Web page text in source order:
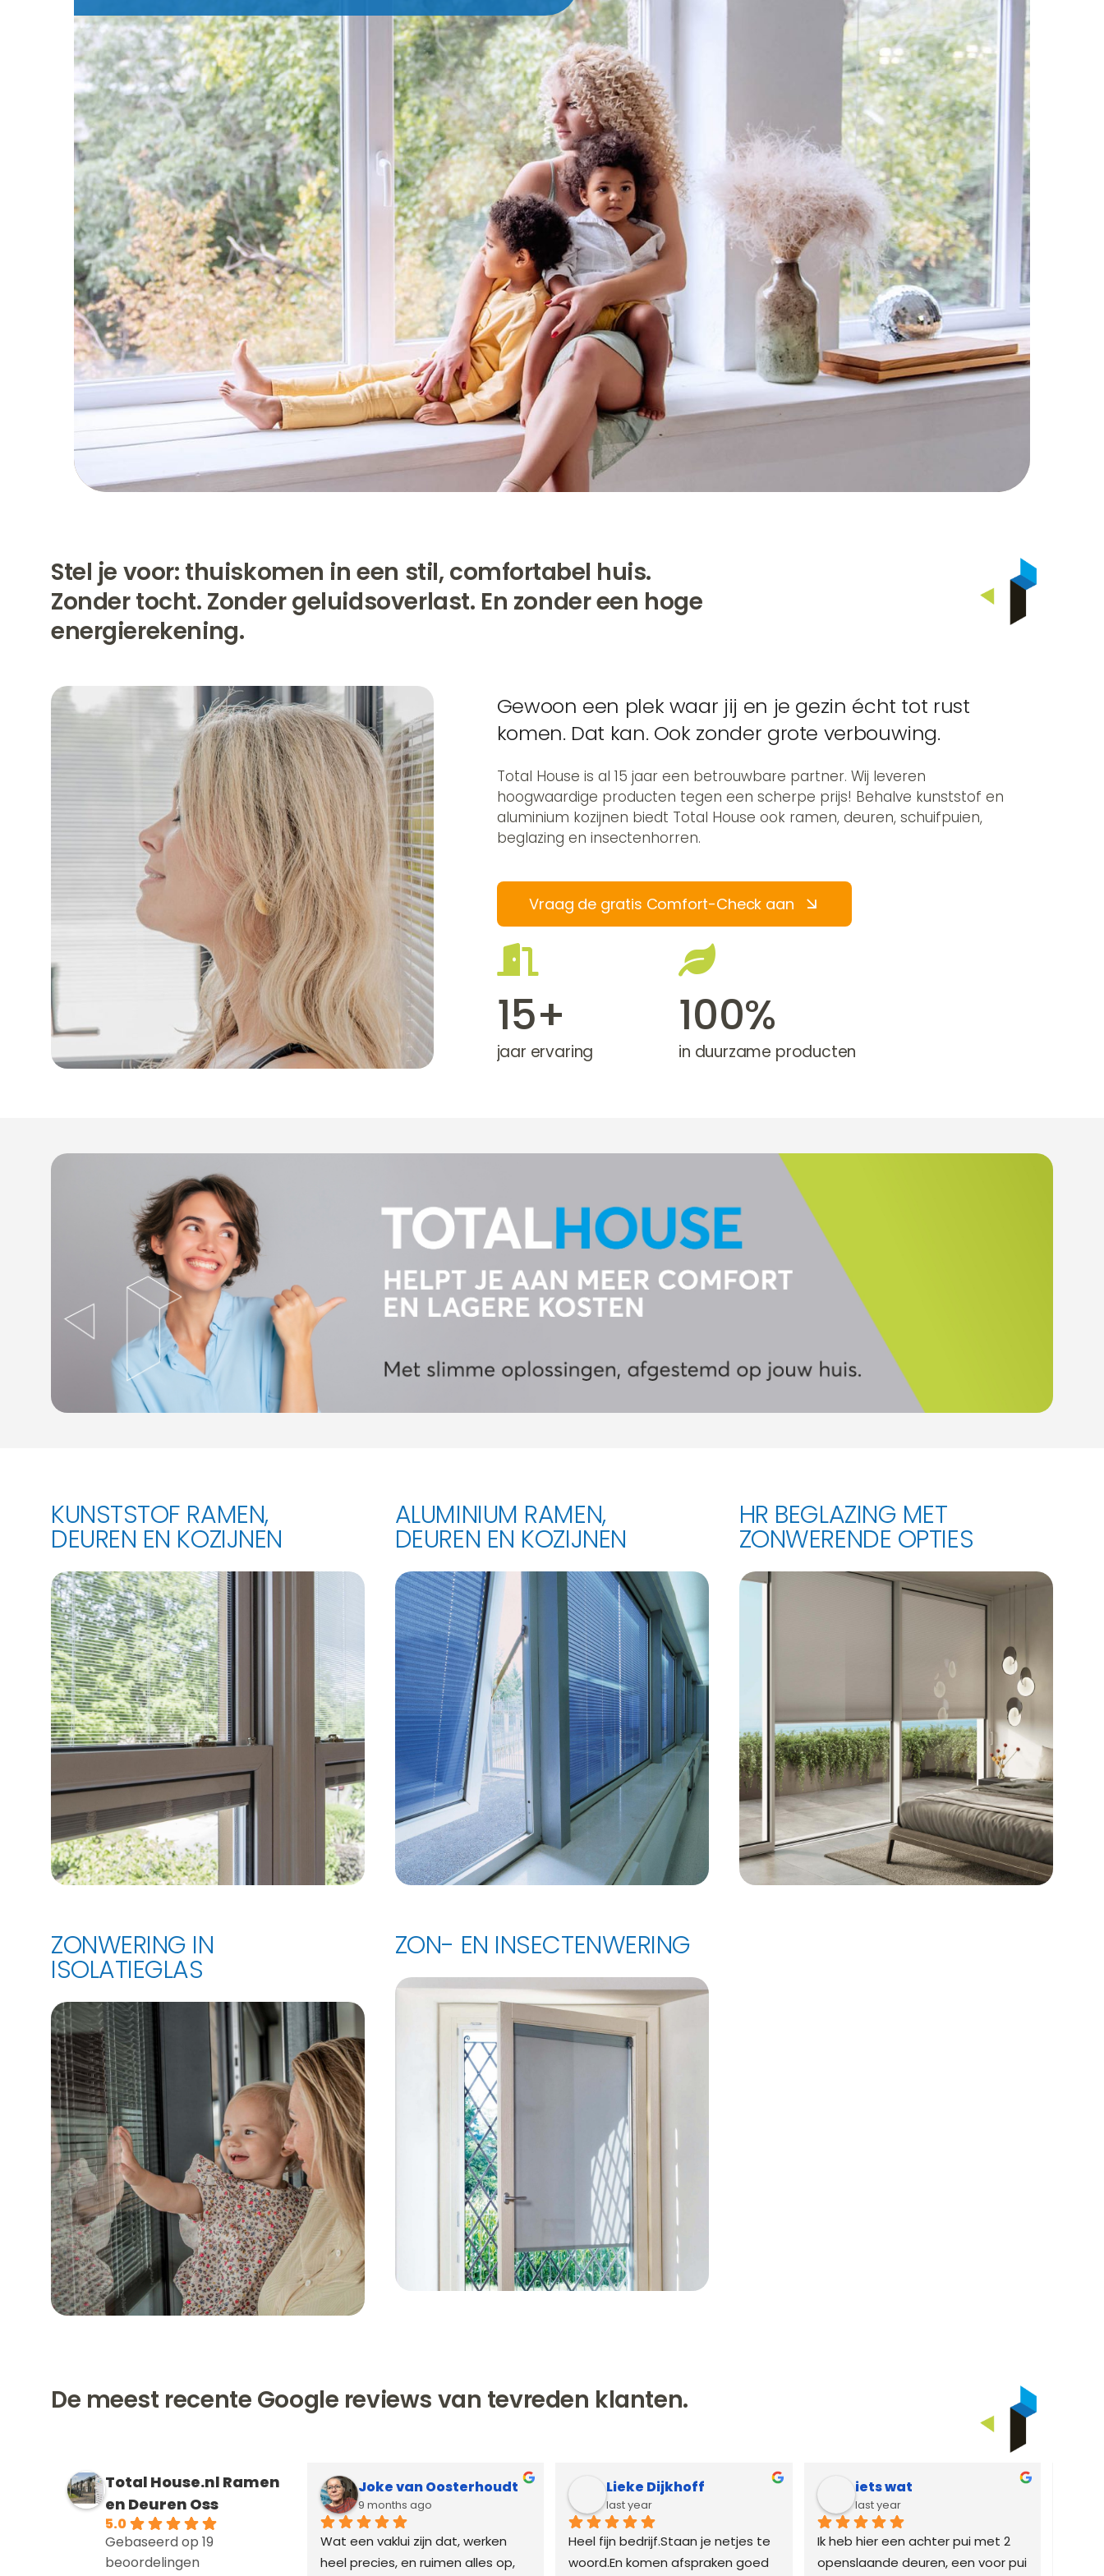
Stel je voor: thuiskomen in een stil, comfortabel huis.
Zonder tocht. Zonder geluidsoverlast. En zonder een hoge
energierekening.
Gewoon een plek waar jij en je gezin écht tot rust
komen. Dat kan. Ook zonder grote verbouwing.
Total House is al 15 jaar een betrouwbare partner. Wij leveren
hoogwaardige producten tegen een scherpe prijs! Behalve kunststof en
aluminium kozijnen biedt Total House ook ramen, deuren, schuifpuien,
beglazing en insectenhorren.
Vraag de gratis Comfort-Check aan
15+
jaar ervaring
100%
in duurzame producten
KUNSTSTOF RAMEN,
DEUREN EN KOZIJNEN
ALUMINIUM RAMEN,
DEUREN EN KOZIJNEN
HR BEGLAZING MET
ZONWERENDE OPTIES
ZONWERING IN
ISOLATIEGLAS
ZON- EN INSECTENWERING
De meest recente Google reviews van tevreden klanten.
Total House.nl Ramen
en Deuren Oss
5.0
Gebaseerd op 19
beoordelingen
Joke van Oosterhoudt
9 months ago
Wat een vaklui zijn dat, werken
heel precies, en ruimen alles op,
Lieke Dijkhoff
last year
Heel fijn bedrijf.Staan je netjes te
woord.En komen afspraken goed
iets wat
last year
Ik heb hier een achter pui met 2
openslaande deuren, een voor pui